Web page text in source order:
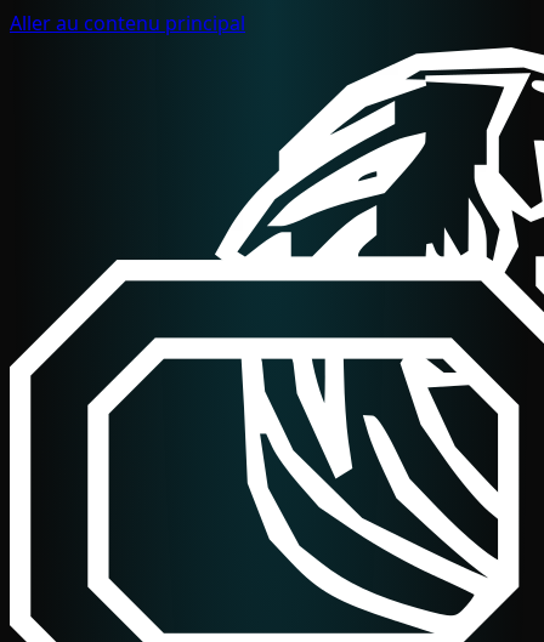
Aller au contenu principal